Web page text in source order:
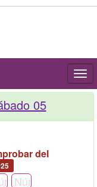
05
del